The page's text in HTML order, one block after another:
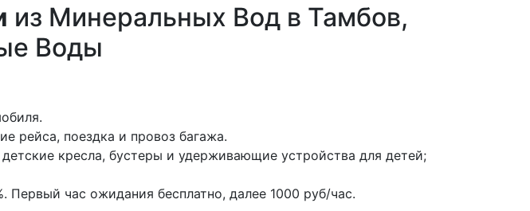
из Минеральных Вод в Тамбов,
Воды
рейса, поездка и провоз багажа.
кресла, бустеры и удерживающие устройства для детей;
час ожидания бесплатно, далее 1000 руб/час.